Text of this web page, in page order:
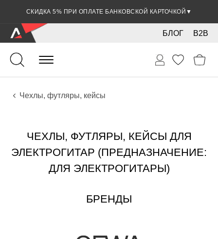
СКИДКА 5% ПРИ ОПЛАТЕ БАНКОВСКОЙ КАРТОЧКОЙ ▼
B2B
БЛОГ
Гитары
Электро инструменты
Аксессуары
Чехлы, футляры, кейсы
ЧЕХЛЫ, ФУТЛЯРЫ, КЕЙСЫ ДЛЯ
ЭЛЕКТРОГИТАР (ПРЕДНАЗНАЧЕНИЕ:
ДЛЯ ЭЛЕКТРОГИТАРЫ)
БРЕНДЫ